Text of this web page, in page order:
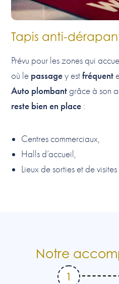
Tapis anti-
Prévu pour les zones qui
où le passagey estfréquent
Auto plombant grâce à son
reste bien en place :
Centres commerciaux,
Halls d’accueil,
Lieux de sorties et de
Notre
1